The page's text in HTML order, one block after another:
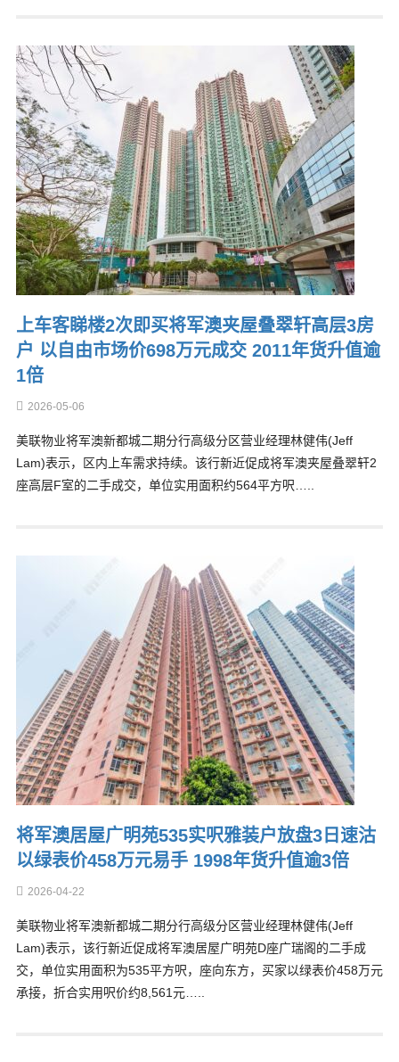
上车客睇楼2次即买将军澳夹屋叠翠轩高层3房
户 以自由市场价698万元成交 2011年货升值逾
1倍
2026-05-06
美联物业将军澳新都城二期分行高级分区营业经理林健伟(Jeff
Lam)表示，区内上车需求持续。该行新近促成将军澳夹屋叠翠轩2
座高层F室的二手成交，单位实用面积约564平方呎…..
将军澳居屋广明苑535实呎雅装户放盘3日速沽
以绿表价458万元易手 1998年货升值逾3倍
2026-04-22
美联物业将军澳新都城二期分行高级分区营业经理林健伟(Jeff
Lam)表示，该行新近促成将军澳居屋广明苑D座广瑞阁的二手成
交，单位实用面积为535平方呎，座向东方，买家以绿表价458万元
承接，折合实用呎价约8,561元…..